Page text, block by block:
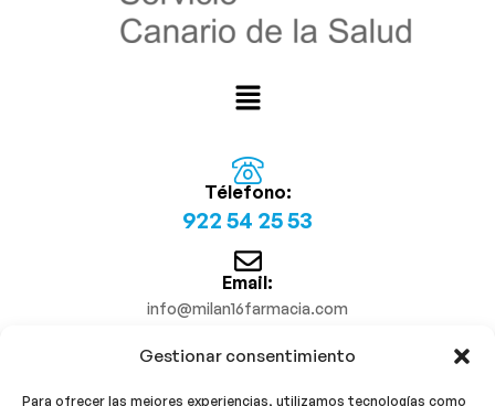
Gestionar consentimiento
Para ofrecer las mejores experiencias, utilizamos tecnologías como
Télefono:
922 54 25 53
Email:
info@milan16farmacia.com
¡Síguenos!